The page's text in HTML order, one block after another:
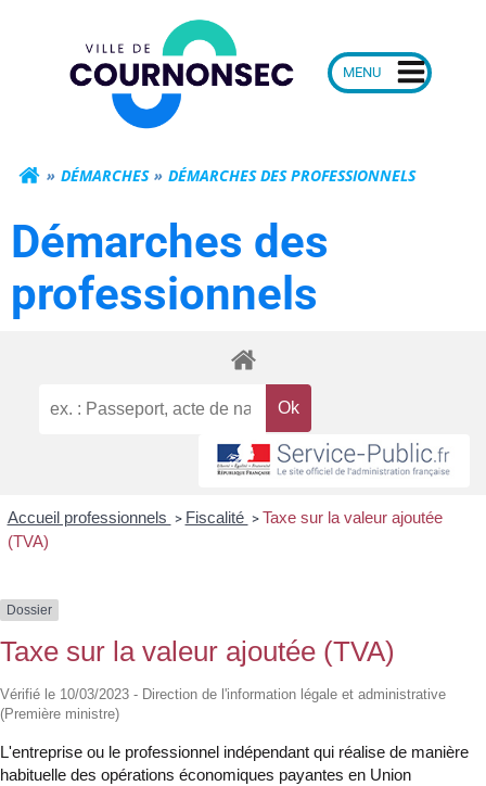
Mairie de
DÉMARCHES DÉMARCHES DES PROFESSIONNELS
Démarches des
professionnels
Accueil professionnels > Fiscalité > Taxe sur la valeur ajoutée
(TVA)
Dossier
Taxe sur la valeur ajoutée (TVA)
Vérifié le 10/03/2023 - Direction de l'information légale et administrative
(Première ministre)
L'entreprise ou le professionnel indépendant qui réalise de manière
habituelle des opérations économiques payantes en Union